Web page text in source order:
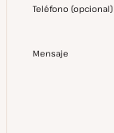
Teléfono (opcional)
Mensaje